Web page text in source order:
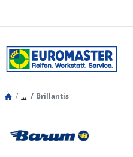
... Brillantis